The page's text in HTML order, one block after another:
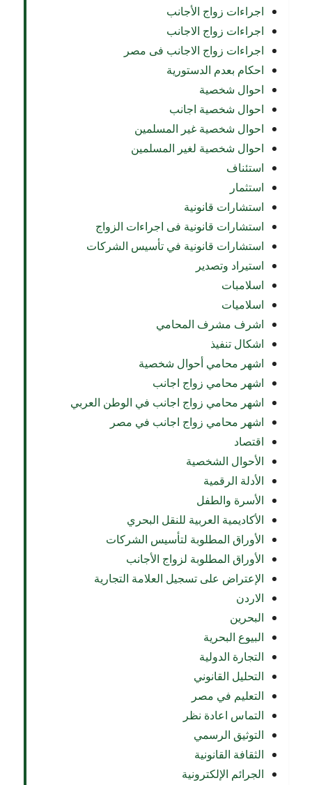
اجراءات زواج الأجانب
اجراءات زواج الاجانب
اجراءات زواج الاجانب فى مصر
احكام بعدم الدستورية
احوال شخصية
احوال شخصية اجانب
احوال شخصية غير المسلمين
احوال شخصية لغير المسلمين
استئناف
استثمار
استشارات قانونية
استشارات قانونية فى اجراءات الزواج
استشارات قانونية في تأسيس الشركات
استيراد وتصدير
اسلامبات
اسلاميات
اشرف مشرف المحامي
اشكال تنفيذ
اشهر محامي أحوال شخصية
اشهر محامي زواج اجانب
اشهر محامي زواج اجانب في الوطن العربي
اشهر محامي زواج اجانب في مصر
اقتصاد
الأحوال الشخصية
الأدلة الرقمية
الأسرة والطفل
الأكاديمية العربية للنقل البحري
الأوراق المطلوبة لتأسيس الشركات
الأوراق المطلوبة لزواج الأجانب
الإعتراض على تسجيل العلامة التجارية
الاردن
البحرين
البيوع البحرية
التجارة الدولية
التحليل القانوني
التعليم في مصر
التماس اعادة نظر
التوثيق الرسمي
الثقافة القانونية
الجرائم الإلكترونية